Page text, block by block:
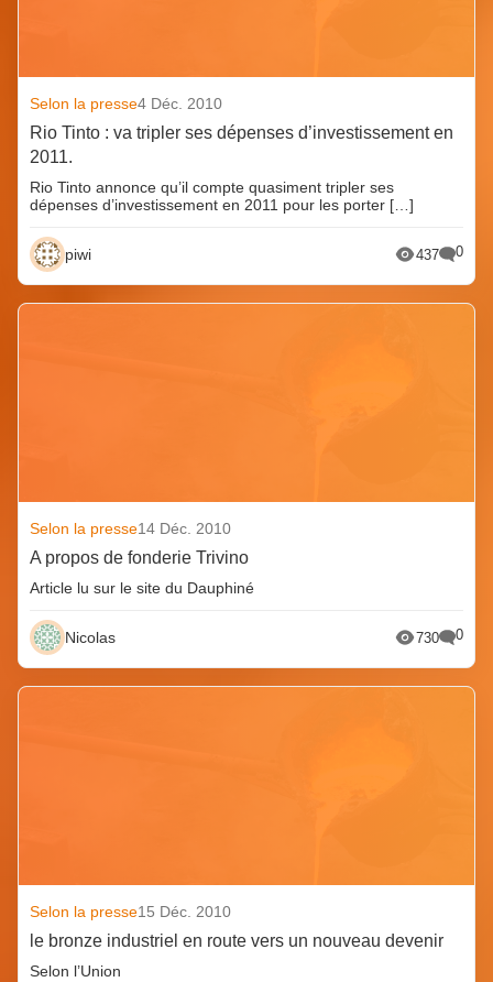
Selon la presse4 Déc. 2010
Rio Tinto : va tripler ses dépenses d’investissement en
2011.
Rio Tinto annonce qu’il compte quasiment tripler ses
dépenses d’investissement en 2011 pour les porter […]
piwi 437 0
Selon la presse14 Déc. 2010
A propos de fonderie Trivino
Article lu sur le site du Dauphiné
Nicolas 730 0
Selon la presse15 Déc. 2010
le bronze industriel en route vers un nouveau devenir
Selon l’Union